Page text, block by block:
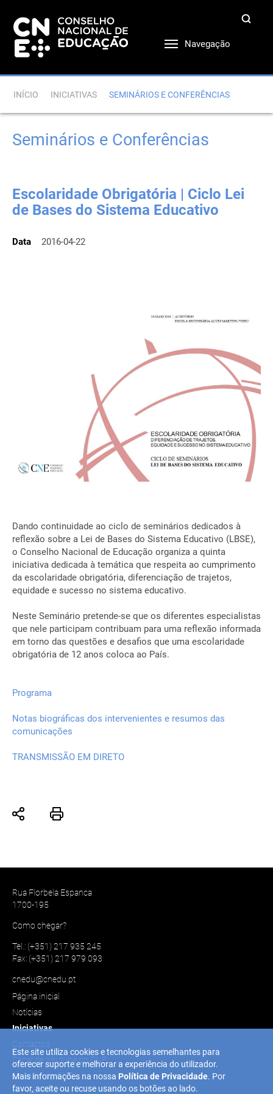
Navegação
INÍCIO INICIATIVAS SEMINÁRIOS E CONFERÊNCIAS
Seminários e Conferências
Escolaridade Obrigatória | Ciclo Lei
de Bases do Sistema Educativo
Data 2016-04-22
Dando continuidade ao ciclo de seminários dedicados à
reflexão sobre a Lei de Bases do Sistema Educativo (LBSE),
o Conselho Nacional de Educação organiza a quinta
iniciativa dedicada à temática que respeita ao cumprimento
da escolaridade obrigatória, diferenciação de trajetos,
equidade e sucesso no sistema educativo.
Neste Seminário pretende-se que os diferentes especialistas
que nele participam contribuam para uma reflexão informada
em torno das questões e desafios que uma escolaridade
obrigatória de 12 anos coloca ao País.
Programa
Notas biográficas dos intervenientes e resumos das
comunicações
TRANSMISSÃO EM DIRETO
Rua Florbela Espanca
1700-195
Como chegar?
Tel.: (+351) 217 935 245
Fax: (+351) 217 979 093
cnedu@cnedu.pt
Página inicial
Notícias
Iniciativas
Contactos
Canal de Youtube do CNE
Linkedin do CNE
Este site utiliza cookies e tecnologias semelhantes para
oferecer suporte e melhorar a experiência do utilizador.
Mais informações na nossa Política de Privacidade. Por
favor, aceite ou recuse usando os botões ao lado.